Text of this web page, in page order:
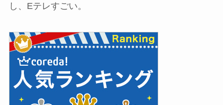
し、Eテレすごい。